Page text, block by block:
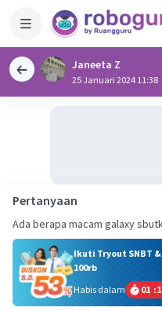
Janeeta Z
25 Januari 2024 11:38
Pertanyaan
Ada berapa macam galaxy
Ikuti Tryout SNBT
100rb
Habis dalam
01 :